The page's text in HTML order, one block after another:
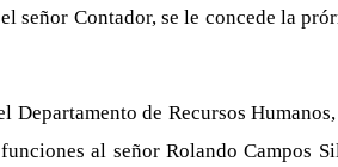
señor Contador, se le concede la
Departamento de Recursos
al señor Rolando Campos